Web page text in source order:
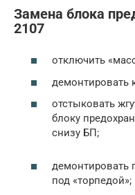
Замена блока
2107
отключить
демонтировать
отстыковать
блоку
снизу БП;
демонтировать
под «торпедой»;